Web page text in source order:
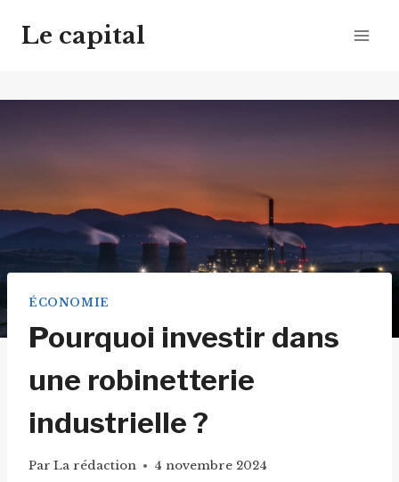
Le capital
ÉCONOMIE
Pourquoi investir dans
une robinetterie
industrielle ?
Par La rédaction 4 novembre 2024